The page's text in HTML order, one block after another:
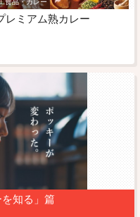
食品・カレー
レミアム熟カレー
知る」篇